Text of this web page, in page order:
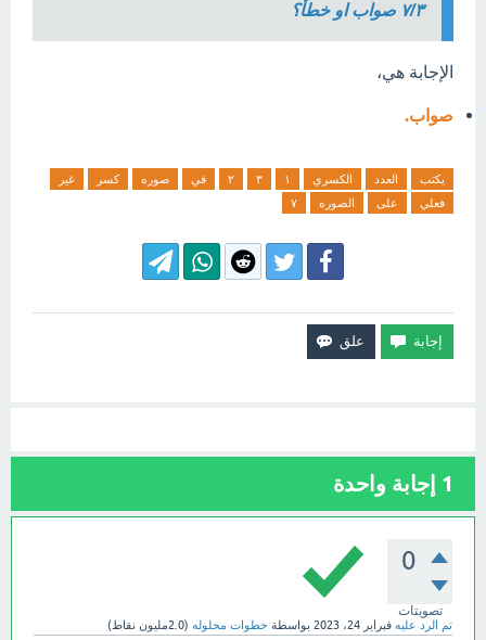
٧/٣ صواب او خطأ؟
الإجابة هي،
صواب.
يكتب العدد الكسري ١ ٣ ٢ في صوره كسر
غير
فعلي
على الصوره ٧
1 إجابة واحدة
0
تصويتات
تم الرد عليه فبراير 24، 2023 بواسطة خطوات محلوله (2.0مليون نقاط)